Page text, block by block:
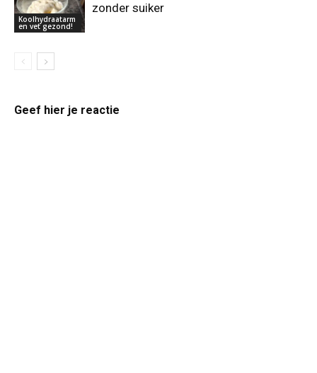
Koolhydraatarm
en vet gezond!
zonder suiker
Geef hier je reactie